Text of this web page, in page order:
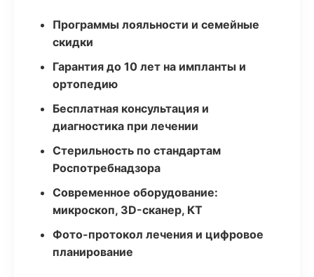
Программы лояльности и семейные
скидки
Гарантия до 10 лет на импланты и
ортопедию
Бесплатная консультация и
диагностика при лечении
Стерильность по стандартам
Роспотребнадзора
Современное оборудование:
микроскоп, 3D-сканер, КТ
Фото-протокол лечения и цифровое
планирование